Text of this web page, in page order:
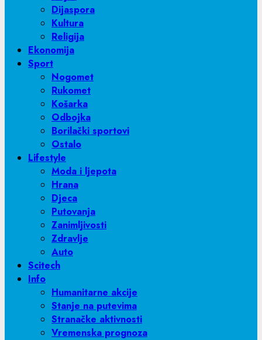
Dijaspora
Kultura
Religija
Ekonomija
Sport
Nogomet
Rukomet
Košarka
Odbojka
Borilački sportovi
Ostalo
Lifestyle
Moda i ljepota
Hrana
Djeca
Putovanja
Zanimljivosti
Zdravlje
Auto
Scitech
Info
Humanitarne akcije
Stanje na putevima
Stranačke aktivnosti
Vremenska prognoza